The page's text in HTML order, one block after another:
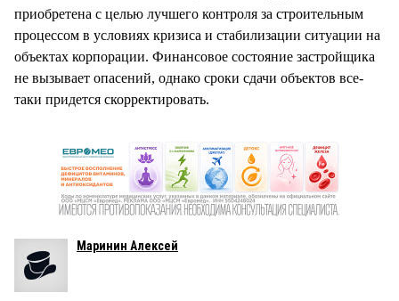
приобретена с целью лучшего контроля за строительным
процессом в условиях кризиса и стабилизации ситуации на
объектах корпорации. Финансовое состояние застройщика
не вызывает опасений, однако сроки сдачи объектов все-
таки придется скорректировать.
Маринин Алексей